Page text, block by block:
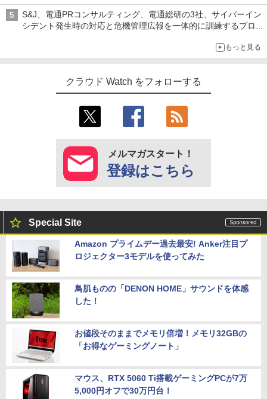
S&J、電通PRコンサルティング、電通総研の3社、サイバーイン
シデント発生時の対応と危機管理広報を一体的に訓練するプログ
もっと見る
クラウド Watch をフォローする
メルマガスタート！
登録はこちら
Special Site
Amazon プライムデー過去最安! Anker注目プ
ロジェクター3モデルを使ってみた
鳥肌ものの「DENON HOME」サウンドを体感
した！
お値段そのままでメモリ倍増！メモリ32GBの
「お得なゲーミングノート」
マウス、RTX 5060 Ti搭載ゲーミングPCが7万
5,000円オフで30万円台！